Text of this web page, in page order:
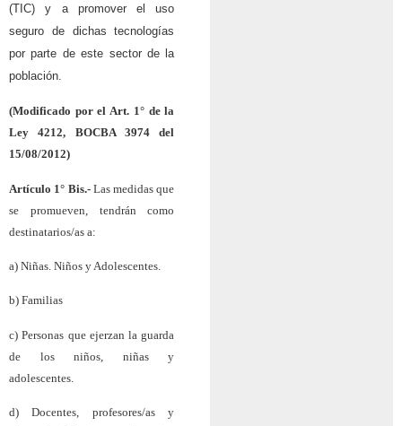
(TIC) y a promover el uso
seguro de dichas tecnologías
por parte de este sector de la
población.
(Modificado por el Art. 1° de la
Ley 4212, BOCBA 3974 del
15/08/2012)
Artículo 1° Bis.- Las medidas que
se promueven, tendrán como
destinatarios/as a:
a) Niñas. Niños y Adolescentes.
b) Familias
c) Personas que ejerzan la guarda
de los niños, niñas y
adolescentes.
d) Docentes, profesores/as y